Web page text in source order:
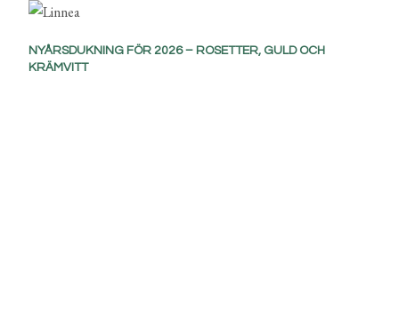
NYÅRSDUKNING FÖR 2026 – ROSETTER, GULD OCH
KRÄMVITT